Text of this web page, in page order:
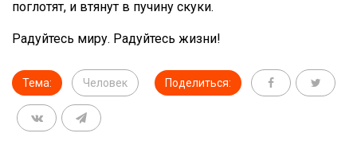
поглотят, и втянут в пучину скуки.
Радуйтесь миру. Радуйтесь жизни!
Тема: Человек Поделиться: